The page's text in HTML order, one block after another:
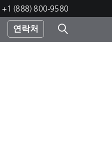
+1 (888) 800-9580
연락처